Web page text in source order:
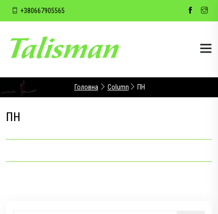
+380667905565
Головна Column ПН
ПН